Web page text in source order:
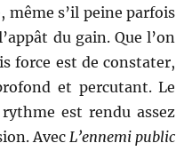
même s’il peine parfois
du gain. Que l’on
force est de constater,
et percutant. Le
est rendu assez
Avec L’ennemi public